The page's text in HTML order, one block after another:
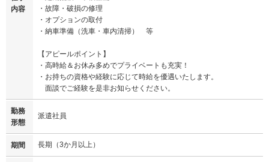
内容
・故障・破損の修理
・オプションの取付
・納車準備（洗車・車内清掃） 等
【アピールポイント】
・高時給＆お休み多めでプライベートも充実！
・お持ちの資格や経験に応じて時給を優遇いたします。
面談でご経験を是非お知らせください。
勤務
形態
派遣社員
期間 長期（3か月以上）